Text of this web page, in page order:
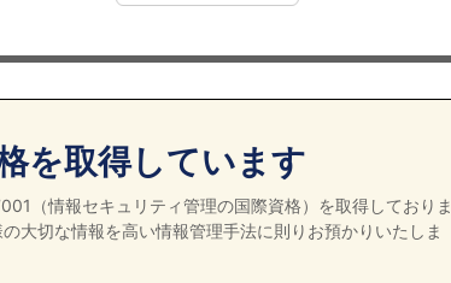
を取得しています
（情報セキュリティ管理の国際資格）を取得しておりま
大切な情報を高い情報管理手法に則りお預かりいたしま